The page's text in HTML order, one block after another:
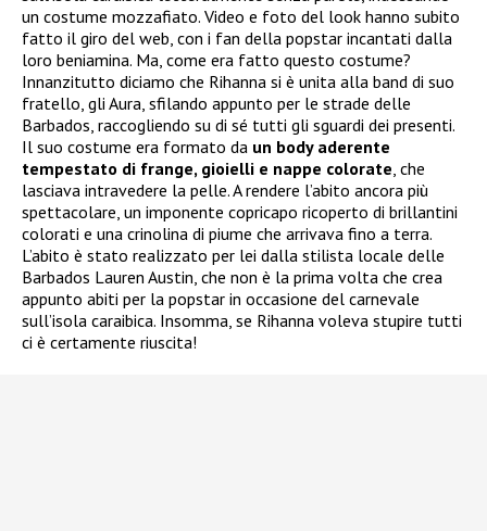
un costume mozzafiato. Video e foto del look hanno subito
fatto il giro del web, con i fan della popstar incantati dalla
loro beniamina. Ma, come era fatto questo costume?
Innanzitutto diciamo che Rihanna si è unita alla band di suo
fratello, gli Aura, sfilando appunto per le strade delle
Barbados, raccogliendo su di sé tutti gli sguardi dei presenti.
Il suo costume era formato da un body aderente
tempestato di frange, gioielli e nappe colorate , che
lasciava intravedere la pelle. A rendere l’abito ancora più
spettacolare, un imponente copricapo ricoperto di brillantini
colorati e una crinolina di piume che arrivava fino a terra.
L’abito è stato realizzato per lei dalla stilista locale delle
Barbados Lauren Austin, che non è la prima volta che crea
appunto abiti per la popstar in occasione del carnevale
sull’isola caraibica. Insomma, se Rihanna voleva stupire tutti
ci è certamente riuscita!